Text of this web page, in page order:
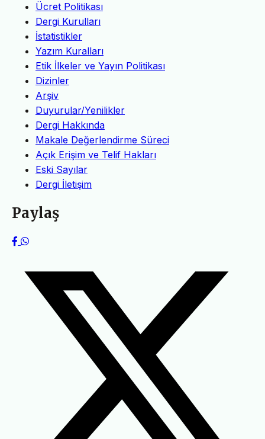
Ücret Politikası
Dergi Kurulları
İstatistikler
Yazım Kuralları
Etik İlkeler ve Yayın Politikası
Dizinler
Arşiv
Duyurular/Yenilikler
Dergi Hakkında
Makale Değerlendirme Süreci
Açık Erişim ve Telif Hakları
Eski Sayılar
Dergi İletişim
Paylaş